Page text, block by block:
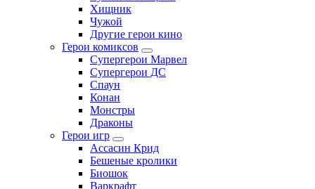
Хищник
Чужой
Другие герои кино
Герои комиксов
Супергерои Марвел
Супергерои ДС
Спаун
Конан
Монстры
Драконы
Герои игр
Ассасин Крид
Бешеные кролики
Биошок
Варкрафт